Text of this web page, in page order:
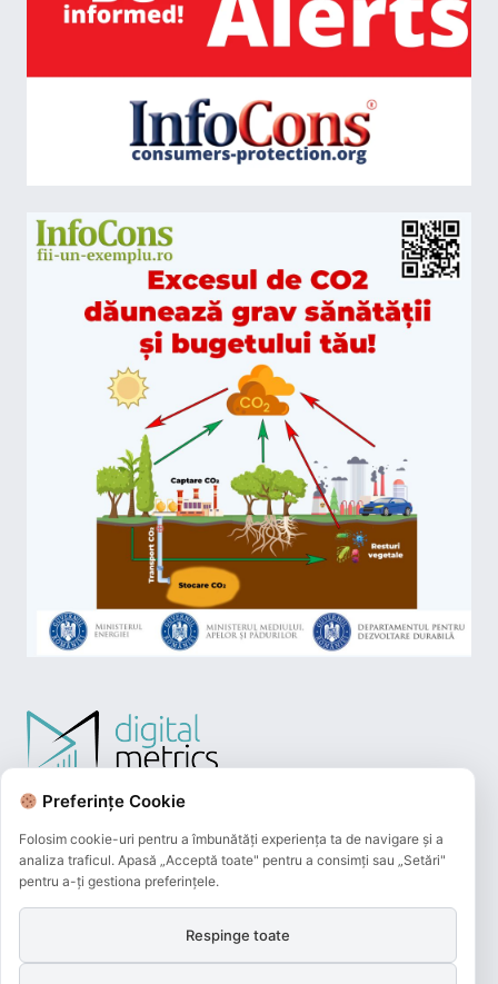
Plățile online efectuate pe acest site
Preferințe Cookie
Folosim cookie-uri pentru a îmbunătăți experiența ta de navigare și a
analiza traficul. Apasă „Acceptă toate" pentru a consimți sau „Setări"
pentru a-ți gestiona preferințele.
Respinge toate